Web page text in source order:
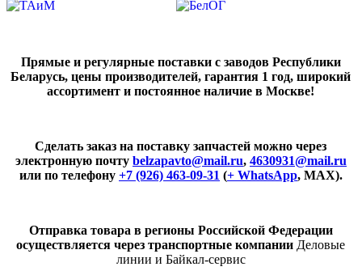
Прямые и регулярные поставки с заводов Республики
Беларусь, цены производителей, гарантия 1 год, широкий
ассортимент и постоянное наличие в Москве!
Сделать заказ на поставку запчастей можно через
электронную почту belzapavto@mail.ru, 4630931@mail.ru
или по телефону +7 (926) 463-09-31 (+ WhatsApp, MAX).
Отправка товара в регионы Российской Федерации
осуществляется через транспортные компании Деловые
линии и Байкал-сервис